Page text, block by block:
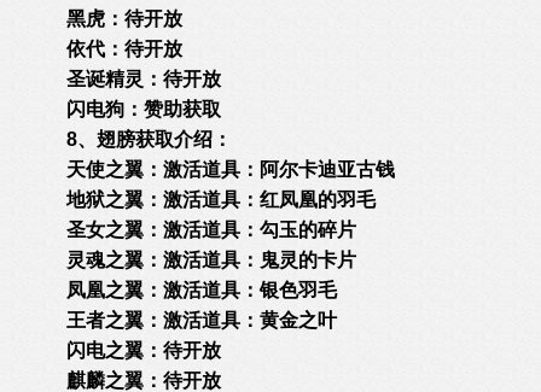
黑虎：待开放
依代：待开放
圣诞精灵：待开放
闪电狗：赞助获取
8、翅膀获取介绍：
天使之翼：激活道具：阿尔卡迪亚古钱
地狱之翼：激活道具：红凤凰的羽毛
圣女之翼：激活道具：勾玉的碎片
灵魂之翼：激活道具：鬼灵的卡片
凤凰之翼：激活道具：银色羽毛
王者之翼：激活道具：黄金之叶
闪电之翼：待开放
麒麟之翼：待开放